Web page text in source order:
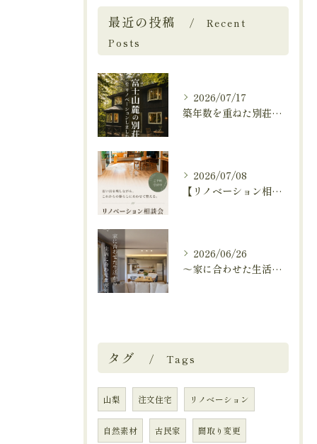
最近の投稿
Recent
Posts
2026/07/17
築年数を重ねた別荘を、これからも快適に暮らせる住まいへ。
2026/07/08
【リノベーション相談会開催中🚩】
2026/06/26
～家に合わせた生活から、生活に合わせた便利な暮らしへ～
タグ Tags
山梨 注文住宅 リノベーション
自然素材 古民家 間取り変更